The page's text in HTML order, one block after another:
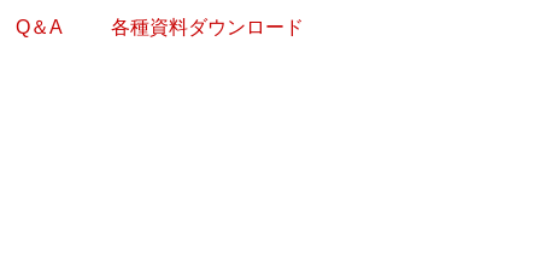
Q＆A 各種資料ダウンロード